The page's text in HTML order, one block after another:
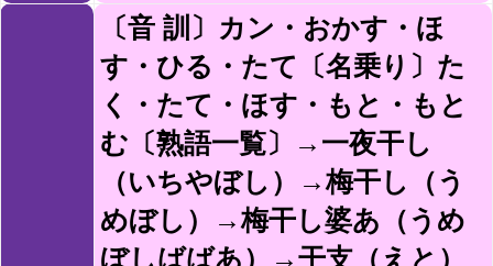
〔音 訓〕カン・おかす・ほ
す・ひる・たて〔名乗り〕た
く・たて・ほす・もと・もと
む〔熟語一覧〕→一夜干し
（いちやぼし）→梅干し（う
めぼし）→梅干し婆あ（うめ
ぼしばばあ）→干支（えと）